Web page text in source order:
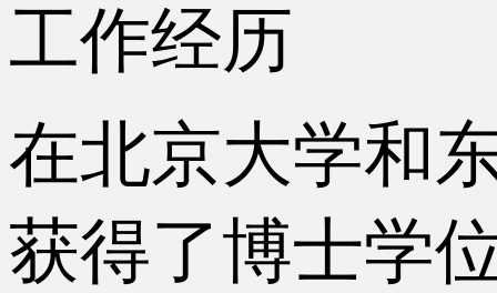
工作经历
在北京大学和
获得了博士学